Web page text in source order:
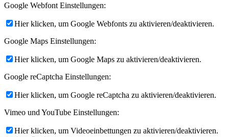
Google Webfont Einstellungen:
Hier klicken, um Google Webfonts zu aktivieren/deaktivieren.
Google Maps Einstellungen:
Hier klicken, um Google Maps zu aktivieren/deaktivieren.
Google reCaptcha Einstellungen:
Hier klicken, um Google reCaptcha zu aktivieren/deaktivieren.
Vimeo und YouTube Einstellungen:
Hier klicken, um Videoeinbettungen zu aktivieren/deaktivieren.